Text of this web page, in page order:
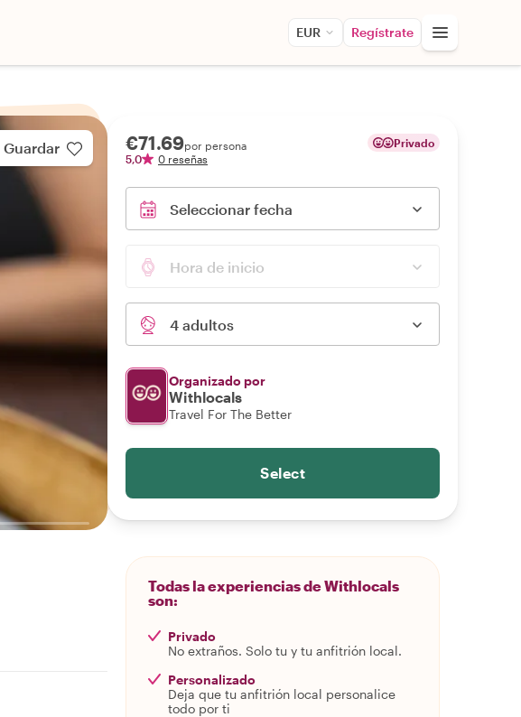
EUR Regístrate
Guardar €71.69por persona
5,0
0 reseñas
Privado
Seleccionar fecha
Hora de inicio
4 adultos
Organizado por
Withlocals
Travel For The Better
Select
Todas la experiencias de Withlocals
son:
Privado
No extraños. Solo tu y tu anfitrión local.
Personalizado
Deja que tu anfitrión local personalice
todo por ti